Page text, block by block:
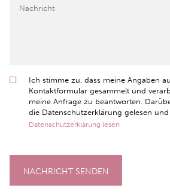
Ich stimme zu, dass meine Angaben
Kontaktformular gesammelt und
meine Anfrage zu beantworten.
die Datenschutzerklärung gelesen
Datenschutzerklärung lesen
NACHRICHT SENDEN